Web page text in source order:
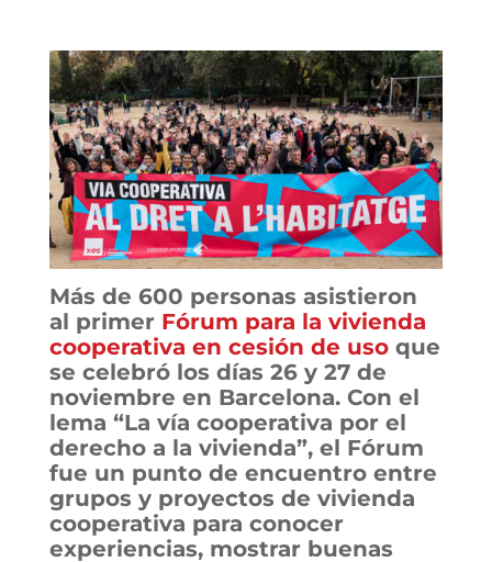
Más de 600 personas asistieron
al primer Fórum para la vivienda
cooperativa en cesión de usoque
se celebró los días 26 y 27 de
noviembre en Barcelona. Con el
lema “La vía cooperativa por el
derecho a la vivienda”, el Fórum
fue un punto de encuentro entre
grupos y proyectos de vivienda
cooperativa para conocer
experiencias, mostrar buenas